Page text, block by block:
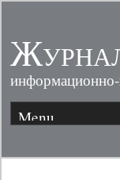
информационно-